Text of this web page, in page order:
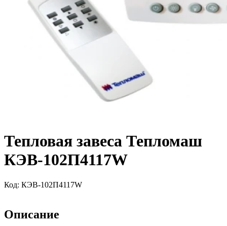
Тепловая завеса Тепломаш
КЭВ-102П4117W
Код: КЭВ-102П4117W
Описание